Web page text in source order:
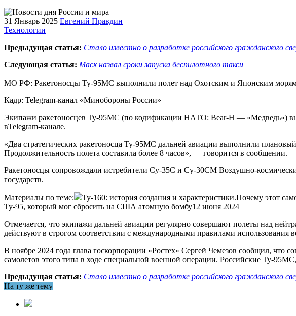
31 Январь 2025 Евгений Правдин
Технологии
Предыдущая статья: Стало известно о разработке российского гражданского
Следующая статья: Маск назвал сроки запуска беспилотного такси
МО РФ: Ракетоносцы Ту-95МС выполнили полет над Охотским и Японским
Кадр: Telegram-канал «Минобороны России»
Экипажи ракетоносцев Ту-95МС (по кодификации НАТО: Bear-H — «Медведь»)
вTelegram-канале.
«Два стратегических ракетоносца Ту-95МС дальней авиации выполнили
Продолжительность полета составила более 8 часов», — говорится в сообщении.
Ракетоносцы сопровождали истребители Су-35С и Су-30СМ Воздушно-
государств.
Материалы по теме: Ту-160: история создания и характеристики.Почему этот
Ту-95, который мог сбросить на США атомную бомбу12 июня 2024
Отмечается, что экипажи дальней авиации регулярно совершают полеты над
действуют в строгом соответствии с международными правилами использования
В ноябре 2024 года глава госкорпорации «Ростех» Сергей Чемезов сообщил,
самолетов этого типа в ходе специальной военной операции. Российские Ту-
Предыдущая статья: Стало известно о разработке российского гражданского
На ту же тему